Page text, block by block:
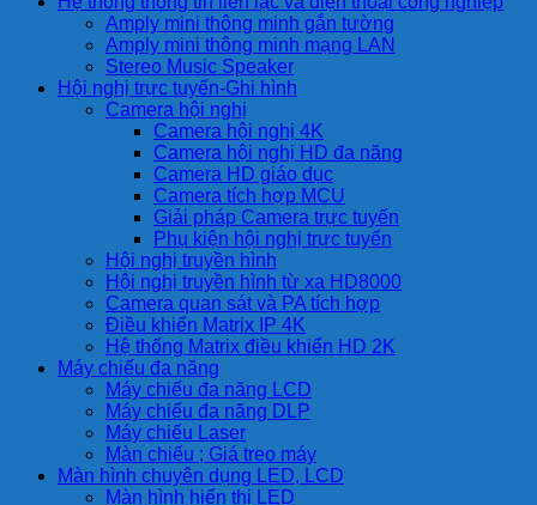
Amply mini thông minh gắn tường
Amply mini thông minh mạng LAN
Stereo Music Speaker
Hội nghị trực tuyến-Ghi hình
Camera hội nghị
Camera hội nghị 4K
Camera hội nghị HD đa năng
Camera HD giáo dục
Camera tích hợp MCU
Giải pháp Camera trực tuyến
Phụ kiện hội nghị trực tuyến
Hội nghị truyền hình
Hội nghị truyền hình từ xa HD8000
Camera quan sát và PA tích hợp
Điều khiển Matrix IP 4K
Hệ thống Matrix điều khiển HD 2K
Máy chiếu đa năng
Máy chiếu đa năng LCD
Máy chiếu đa năng DLP
Máy chiếu Laser
Màn chiếu ; Giá treo máy
Màn hình chuyên dụng LED, LCD
Màn hình hiển thị LED